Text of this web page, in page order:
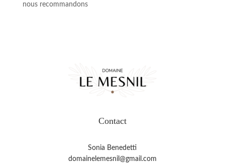
nous recommandons
Contact
Sonia Benedetti
domainelemesnil@gmail.com